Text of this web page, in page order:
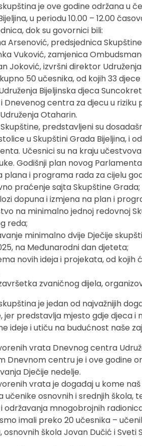
je ove godine održana u
u periodu 10.00 – 12.00
dok su govornici bili:
Arsenović, predsjednica
Vuković, zamjenica
Joković, izvršni direktor
50 učesnika, od kojih 33
Bijeljinska djeca
Dnevenog centra za djecu u riziku
Otaharin.
predstavljeni su
u Skupštini Grada Bijeljina, i
Učesnici su na kraju
Godišnji plan novog
plana i programa rada za cijelu
praćenje sajta Skupštine Grada;
dopuna i izmjena na plan i
na minimalno jednoj redovnoj
reda;
minimalno dvije Dječije
na Međunarodni dan djeteta;
novih ideja i projekata, od
zvaničnog dijela,
je jedan od najvažnijih
jer predstavlja mjesto gdje djeca i
ideje i utiču na budućnost naše
vrata Dnevnog centra
Dnevnom centru je i ove godine
Dječije nedelje.
vrata je događaj u kome
učenike osnovnih i srednjih škola,
održavanja mnogobrojnih
imali preko 20 učesnika –
osnovnih škola Jovan Dučić i Sveti